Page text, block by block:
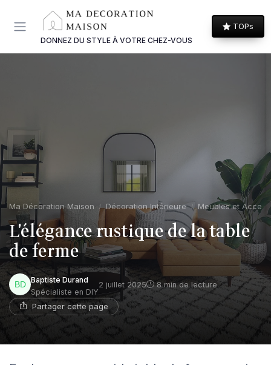
DONNEZ DU STYLE À VOTRE CHEZ-VOUS
TOPs
Ma Décoration Maison Décoration Intérieure Meubles et
L'élégance rustique de la table
de ferme
Baptiste Durand
Spécialiste en DIY
2 juillet 2025 8 min de lecture
Partager cette page
Panneau de gestion des cookies